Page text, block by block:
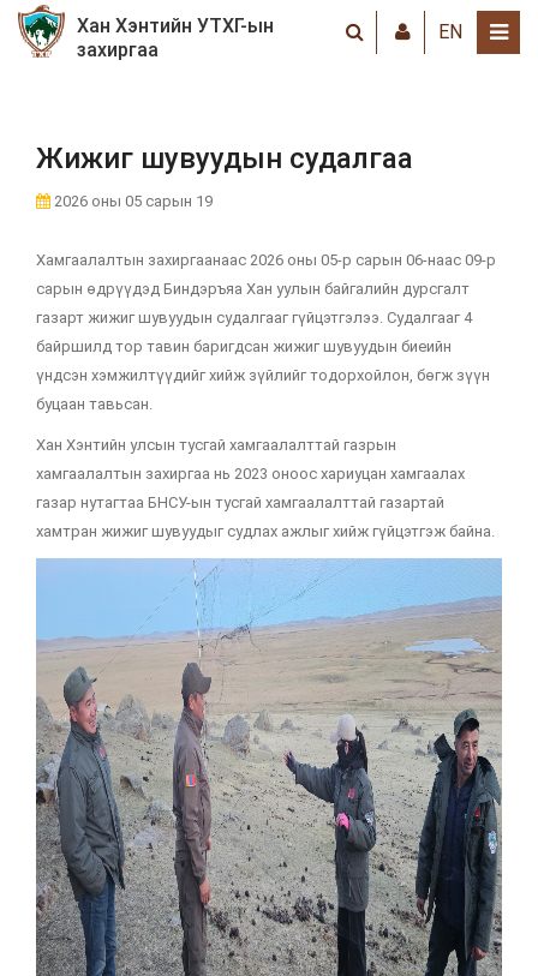
Хан Хэнтийн УТХГ-ын
захиргаа
EN
Жижиг шувуудын судалгаа
2026 оны 05 сарын 19
Хамгаалалтын захиргаанаас 2026 оны 05-р сарын 06-наас 09-р
сарын өдрүүдэд Биндэръяа Хан уулын байгалийн дурсгалт
газарт жижиг шувуудын судалгааг гүйцэтгэлээ. Судалгааг 4
байршилд тор тавин баригдсан жижиг шувуудын биеийн
үндсэн хэмжилтүүдийг хийж зүйлийг тодорхойлон, бөгж зүүн
буцаан тавьсан.
Хан Хэнтийн улсын тусгай хамгаалалттай газрын
хамгаалалтын захиргаа нь 2023 оноос хариуцан хамгаалах
газар нутагтаа БНСУ-ын тусгай хамгаалалттай газартай
хамтран жижиг шувуудыг судлах ажлыг хийж гүйцэтгэж байна.